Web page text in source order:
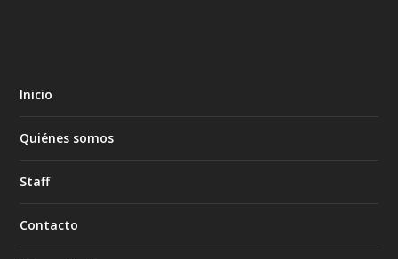
Inicio
Quiénes somos
Staff
Contacto